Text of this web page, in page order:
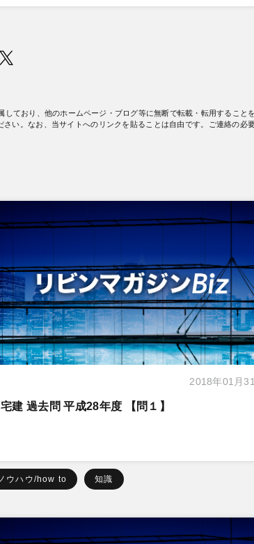
ており、他のホームページ・ブログ等に無断で転載・転用すること
い。なお、当サイトへのリンクを貼ることは自由です。ご連絡の必
2018年01月
宅建 過去問 平成28年度 【問１】
ノウハウ/how to 知識